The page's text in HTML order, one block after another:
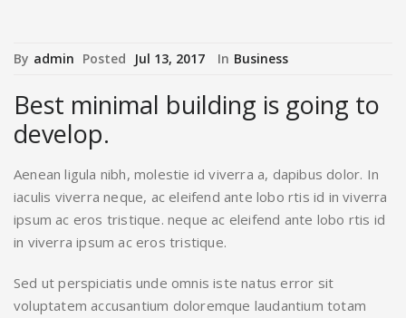
By admin Posted Jul 13, 2017 In Business
Best minimal building is going to
develop.
Aenean ligula nibh, molestie id viverra a, dapibus dolor. In
iaculis viverra neque, ac eleifend ante lobo rtis id in viverra
ipsum ac eros tristique. neque ac eleifend ante lobo rtis id
in viverra ipsum ac eros tristique.
Sed ut perspiciatis unde omnis iste natus error sit
voluptatem accusantium doloremque laudantium totam